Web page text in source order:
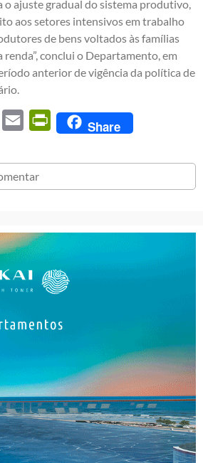
ajuste gradual do sistema produtivo,
aos setores intensivos em trabalho
de bens voltados às famílias
conclui o Departamento, em
anterior de vigência da política de
Twitter Email PrintFriendly
Share